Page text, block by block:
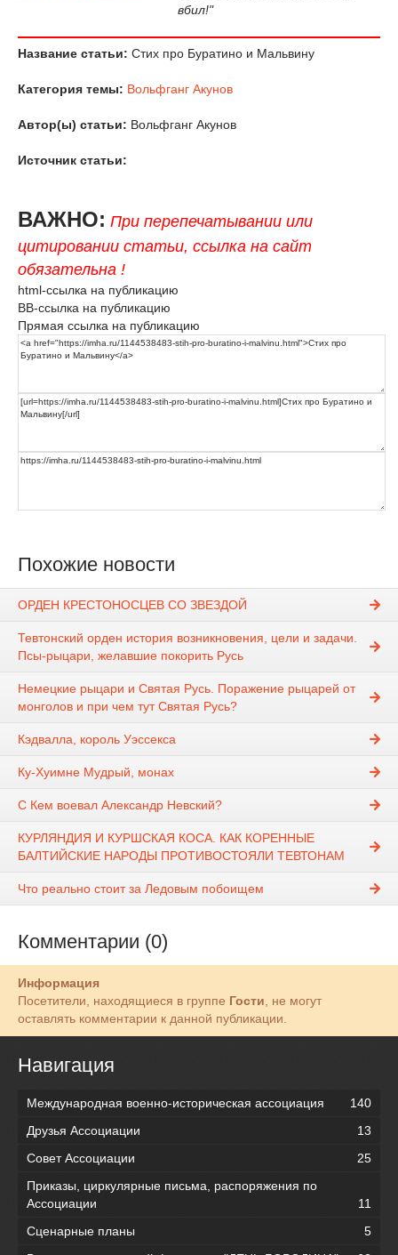
вбил!"
Название статьи: Стих про Буратино и Мальвину
Категория темы: Вольфганг Акунов
Автор(ы) статьи: Вольфганг Акунов
Источник статьи:
ВАЖНО: При перепечатывании или
цитировании статьи, ссылка на сайт
обязательна !
html-ссылка на публикацию
BB-ссылка на публикацию
Прямая ссылка на публикацию
Похожие новости
ОРДЕН КРЕСТОНОСЦЕВ СО ЗВЕЗДОЙ
Тевтонский орден история возникновения, цели и задачи.
Псы-рыцари, желавшие покорить Русь
Немецкие рыцари и Святая Русь. Поражение рыцарей от
монголов и при чем тут Святая Русь?
Кэдвалла, король Уэссекса
Ку-Хуимне Мудрый, монах
С Кем воевал Александр Невский?
КУРЛЯНДИЯ И КУРШСКАЯ КОСА. КАК КОРЕННЫЕ
БАЛТИЙСКИЕ НАРОДЫ ПРОТИВОСТОЯЛИ ТЕВТОНАМ
Что реально стоит за Ледовым побоищем
Комментарии (0)
Информация
Посетители, находящиеся в группе Гости, не могут
оставлять комментарии к данной публикации.
Навигация
Международная военно-историческая ассоциация
140
Друзья Ассоциации
13
Совет Ассоциации
25
Приказы, циркулярные письма, распоряжения по
Ассоциации
11
Сценарные планы
5